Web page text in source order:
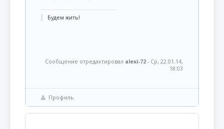
Будем жить!
Сообщение отредактировал alexi-72 - Ср, 22.01.14,
18:03
Профиль